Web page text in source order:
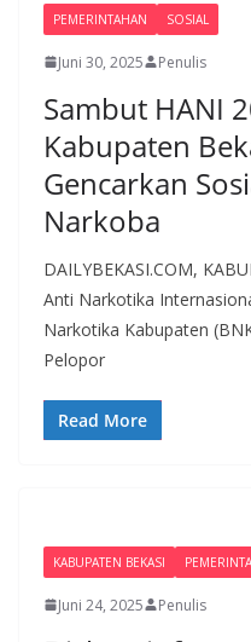
PEMERINTAHAN SOSIAL
Juni 30, 2025 Penulis
Sambut HANI
Kabupaten
Gencarkan
Narkoba
DAILYBEKASI.COM,
Anti Narkotika
Narkotika Kabupaten
Pelopor
Read More
KABUPATEN BEKASI
Juni 24, 2025 Penulis